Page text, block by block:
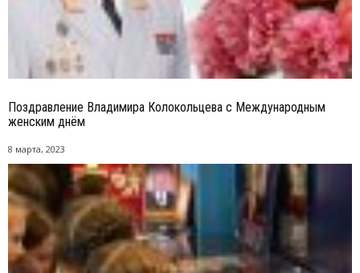
Поздравление Владимира Колокольцева с Международным
женским днём
8 марта, 2023